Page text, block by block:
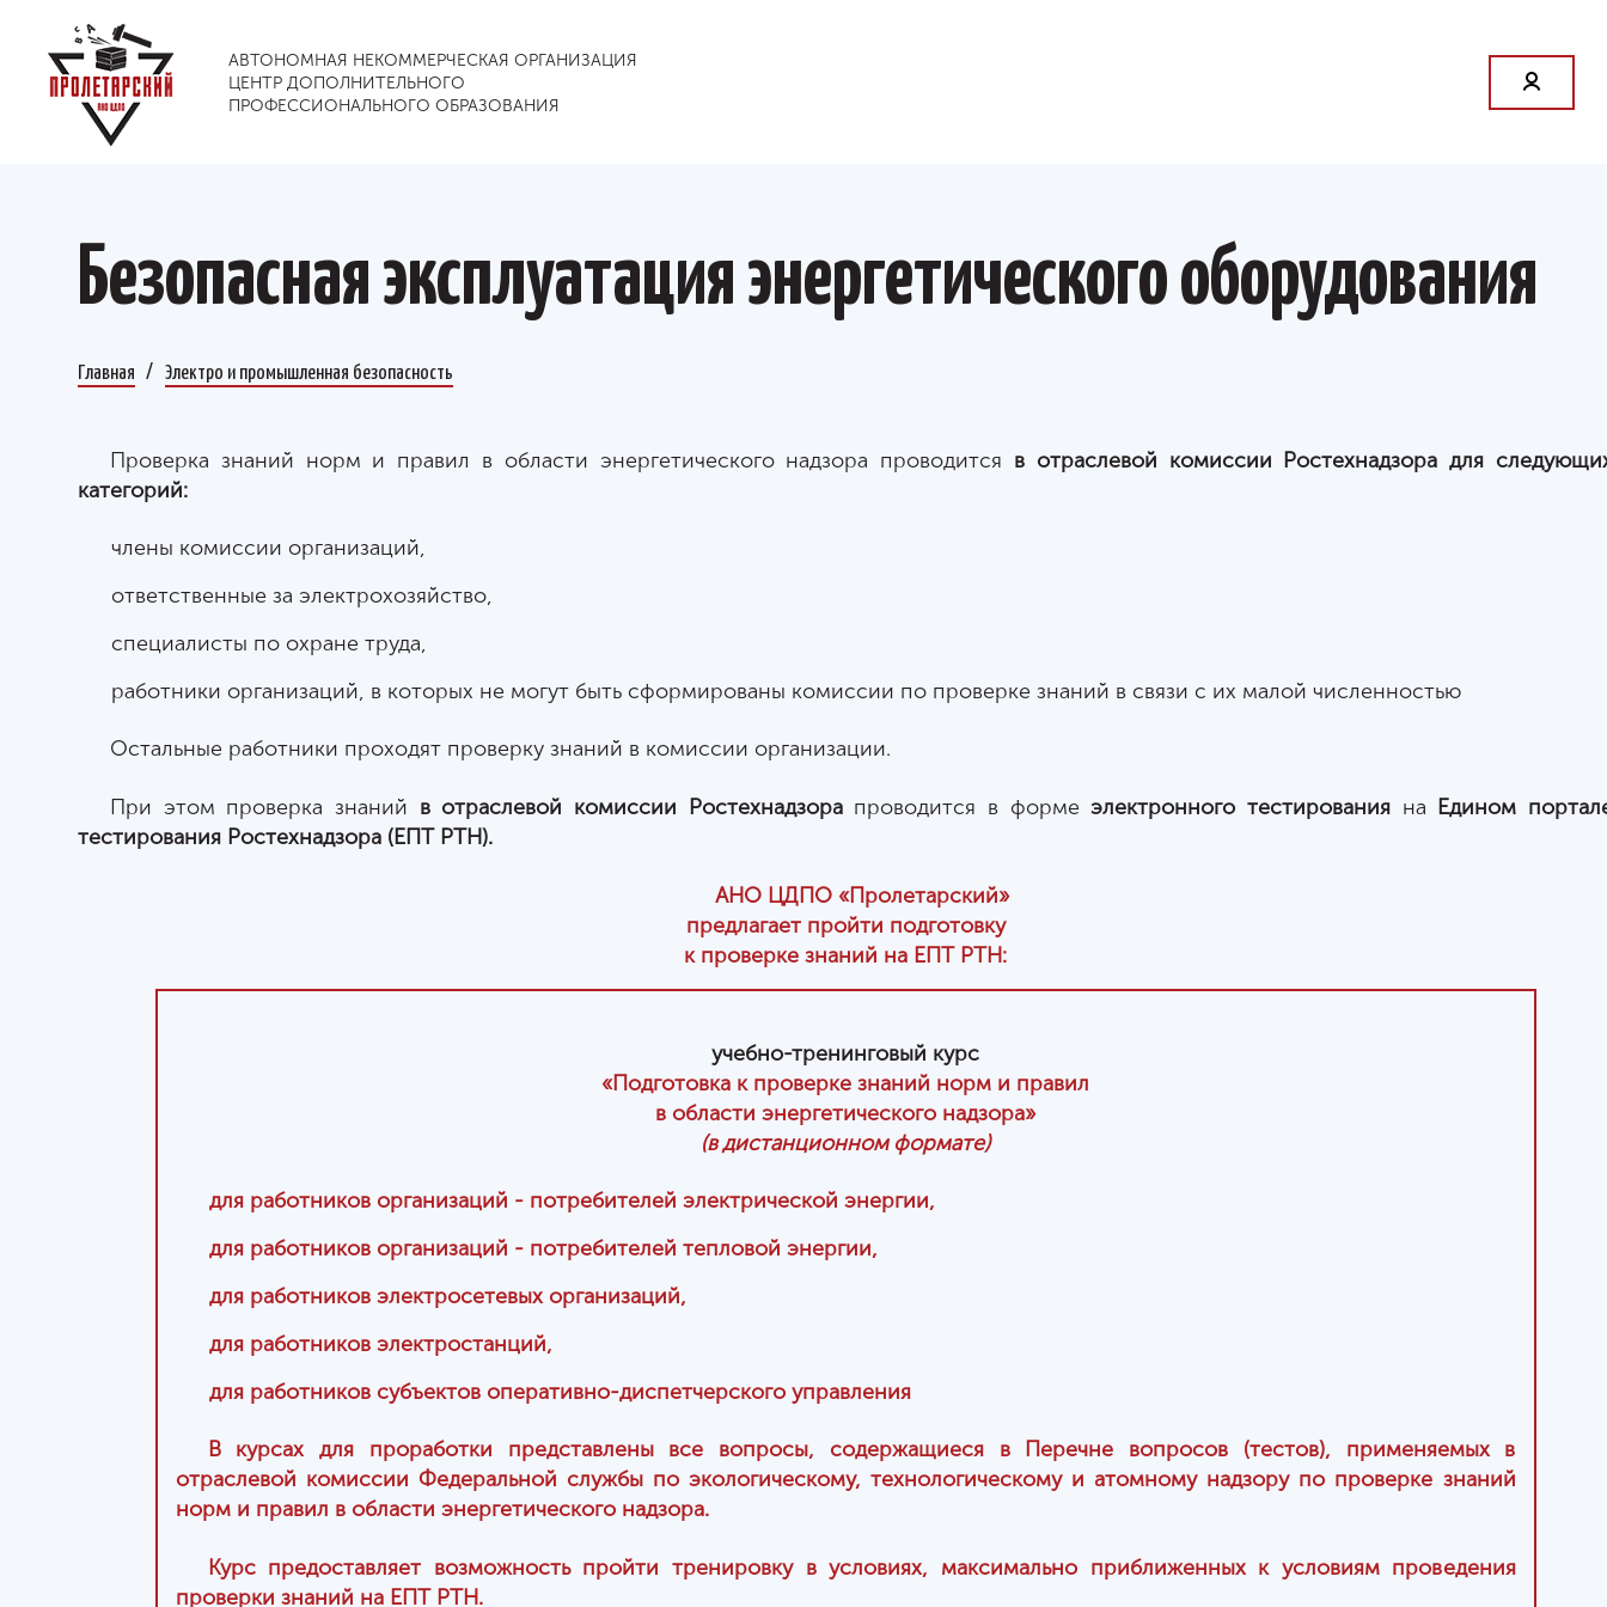
АВТОНОМНАЯ НЕКОММЕРЧЕСКАЯ ОРГАНИЗАЦИЯ
ЦЕНТР ДОПОЛНИТЕЛЬНОГО
ПРОФЕССИОНАЛЬНОГО ОБРАЗОВАНИЯ
Безопасная эксплуатация энергетического оборудования
Главная Электро и промышленная безопасность
Проверка знаний норм и правил в области энергетического надзора проводится в отраслевой комиссии Ростехнадзора для
категорий:
члены комиссии организаций,
ответственные за электрохозяйство,
специалисты по охране труда,
работники организаций, в которых не могут быть сформированы комиссии по проверке знаний в связи с их малой численностью
Остальные работники проходят проверку знаний в комиссии организации.
При этом проверка знаний в отраслевой комиссии Ростехнадзорапроводится в формеэлектронного тестирования на Едином
тестирования Ростехнадзора (ЕПТ РТН).
АНО ЦДПО «Пролетарский»
предлагает пройти подготовку
к проверке знаний на ЕПТ РТН:
учебно-тренинговый курс
«Подготовка к проверке знаний норм и правил
в области энергетического надзора»
(в дистанционном формате)
для работников организаций - потребителей электрической энергии,
для работников организаций - потребителей тепловой энергии,
для работников электросетевых организаций,
для работников электростанций,
для работников субъектов оперативно-диспетчерского управления
В курсах для проработки представлены все вопросы, содержащиеся в Перечне вопросов (тестов), применяемых в
отраслевой комиссии Федеральной службы по экологическому, технологическому и атомному надзору по проверке знаний
норм и правил в области энергетического надзора.
Курс предоставляет возможность пройти тренировку в условиях, максимально приближенных к условиям проведения
проверки знаний на ЕПТ РТН.